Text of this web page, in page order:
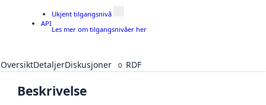
API
Ukjent tilgangsnivå
Les mer om tilgangsnivåer her
OversiktDetaljerDiskusjoner 0 RDF
Beskrivelse